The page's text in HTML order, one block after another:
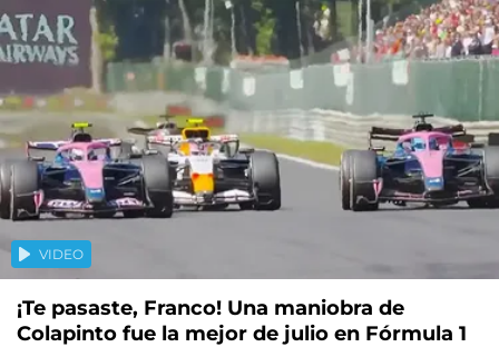
VIDEO
¡Te pasaste, Franco! Una maniobra de
Colapinto fue la mejor de julio en Fórmula 1